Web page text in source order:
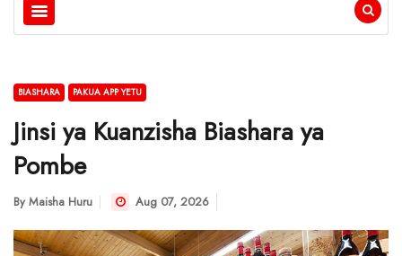
BIASHARA PAKUA APP YETU
Jinsi ya Kuanzisha Biashara ya
Pombe
By Maisha Huru Aug 07, 2026